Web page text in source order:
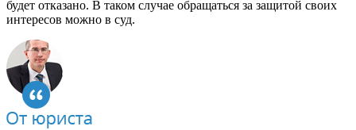
будет отказано. В таком случае обращаться за защитой своих
интересов можно в суд.